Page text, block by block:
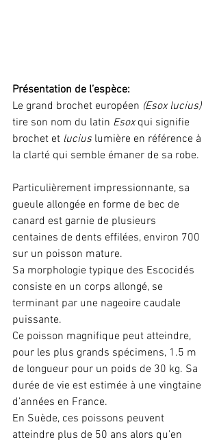
Présentation de l’espèce:
Le grand brochet européen (Esox lucius)
tire son nom du latin Esox qui signifie
brochet et lucius lumière en référence à
la clarté qui semble émaner de sa robe.
Particulièrement impressionnante, sa
gueule allongée en forme de bec de
canard est garnie de plusieurs
centaines de dents effilées, environ 700
sur un poisson mature.
Sa morphologie typique des Escocidés
consiste en un corps allongé, se
terminant par une nageoire caudale
puissante.
Ce poisson magnifique peut atteindre,
pour les plus grands spécimens, 1.5 m
de longueur pour un poids de 30 kg. Sa
durée de vie est estimée à une vingtaine
d’années en France.
En Suède, ces poissons peuvent
atteindre plus de 50 ans alors qu’en